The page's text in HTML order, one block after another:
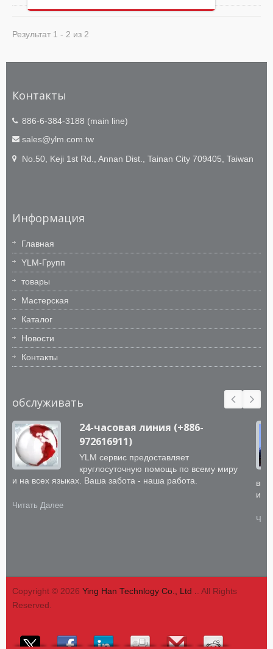
Результат 1 - 2 из 2
Контакты
886-6-384-3188 (main line)
sales@ylm.com.tw
No.50, Keji 1st Rd., Annan Dist., Tainan City 709405, Taiwan
Информация
Главная
YLM-Групп
товары
Мастерская
Каталог
Новости
Контакты
обслуживать
24-часовая линия (+886-
972616911)
YLM сервис предоставляет
круглосуточную помощь по всему миру
и на всех языках. Ваша забота - наша работа.
Читать Далее
Copyright © 2026 Ying Han Technlogy Co., Ltd .
. All Rights
Reserved.